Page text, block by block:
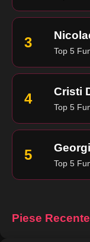
3
Top 5
4 Cristi
Top 5
5
Top 5
Piese Recente